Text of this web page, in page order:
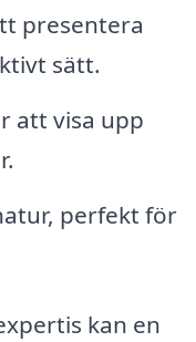
presentera
sätt.
att visa upp
perfekt för
kan en